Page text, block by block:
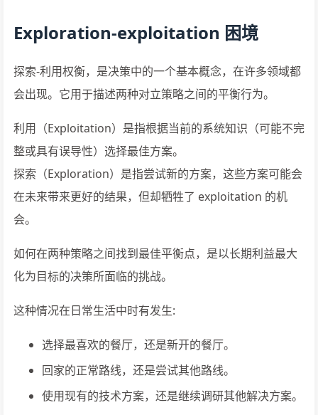
Exploration-exploitation 困境
探索-利用权衡，是决策中的一个基本概念，在许多领域都
会出现。它用于描述两种对立策略之间的平衡行为。
利用（Exploitation）是指根据当前的系统知识（可能不完
整或具有误导性）选择最佳方案。
探索（Exploration）是指尝试新的方案，这些方案可能会
在未来带来更好的结果，但却牺牲了 exploitation 的机
会。
如何在两种策略之间找到最佳平衡点，是以长期利益最大
化为目标的决策所面临的挑战。
这种情况在日常生活中时有发生:
选择最喜欢的餐厅，还是新开的餐厅。
回家的正常路线，还是尝试其他路线。
使用现有的技术方案，还是继续调研其他解决方案。